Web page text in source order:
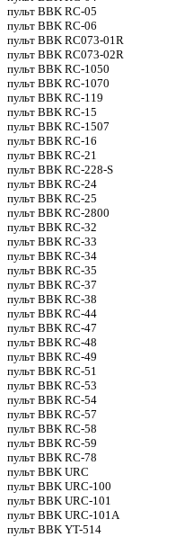
пульт BBK RC-05
пульт BBK RC-06
пульт BBK RC073-01R
пульт BBK RC073-02R
пульт BBK RC-1050
пульт BBK RC-1070
пульт BBK RC-119
пульт BBK RC-15
пульт BBK RC-1507
пульт BBK RC-16
пульт BBK RC-21
пульт BBK RC-228-S
пульт BBK RC-24
пульт BBK RC-25
пульт BBK RC-2800
пульт BBK RC-32
пульт BBK RC-33
пульт BBK RC-34
пульт BBK RC-35
пульт BBK RC-37
пульт BBK RC-38
пульт BBK RC-44
пульт BBK RC-47
пульт BBK RC-48
пульт BBK RC-49
пульт BBK RC-51
пульт BBK RC-53
пульт BBK RC-54
пульт BBK RC-57
пульт BBK RC-58
пульт BBK RC-59
пульт BBK RC-78
пульт BBK URC
пульт BBK URC-100
пульт BBK URC-101
пульт BBK URC-101A
пульт BBK YT-514